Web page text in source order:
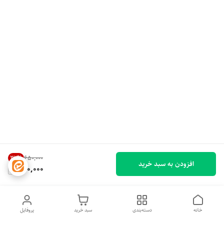
۶۵۰٬۰۰۰ 32%
440,000 افزودن به سبد خرید
پروفایل سبد خرید دسته‌بندی خانه